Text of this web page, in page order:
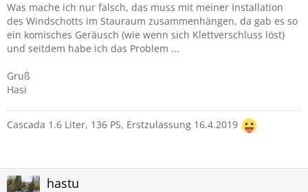
Was mache ich nur falsch, das muss mit meiner Installation
des Windschotts im Stauraum zusammenhängen, da gab es so
ein komisches Geräusch (wie wenn sich Klettverschluss löst)
und seitdem habe ich das Problem ...
Gruß
Hasi
Cascada 1.6 Liter, 136 PS, Erstzulassung 16.4.2019
hastu